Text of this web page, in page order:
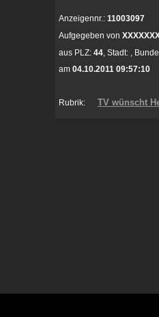
Anzeigennr.: 11003097
Aufgegeben von
aus PLZ: 44, Stadt: ,
am 04.10.2011 09:57:10
Rubrik: TV wünscht